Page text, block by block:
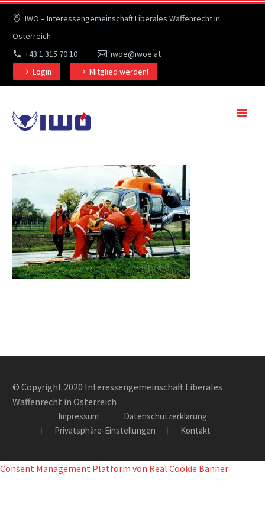
IWÖ – Interessengemeinschaft Liberales Waffenrecht in
Österreich
+43 1 315 70 10
iwoe@iwoe.at
Login
Mitglied werden!
© Copyright 2020 Interessengemeinschaft Liberales
Waffenrecht in Österreich
Impressum
Datenschutzerklärung
Privatsphäre-Einstellungen
Kontakt
Consent Management Platform von Real Cookie Banner